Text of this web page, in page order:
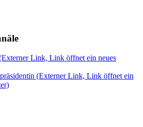
Link, Link öffnet ein neues
(Externer Link, Link öffnet ein